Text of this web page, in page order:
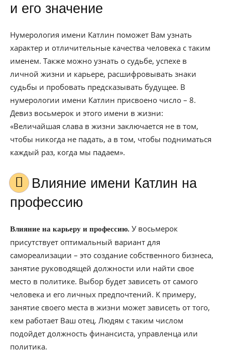
и его значение
Нумерология имени Катлин поможет Вам узнать
характер и отличительные качества человека с таким
именем. Также можно узнать о судьбе, успехе в
личной жизни и карьере, расшифровывать знаки
судьбы и пробовать предсказывать будущее. В
нумерологии имени Катлин присвоено число – 8.
Девиз восьмерок и этого имени в жизни:
«Величайшая слава в жизни заключается не в том,
чтобы никогда не падать, а в том, чтобы подниматься
каждый раз, когда мы падаем».
Влияние имени Катлин на
профессию
Влияние на карьеру и профессию. У восьмерок
присутствует оптимальный вариант для
самореализации – это создание собственного бизнеса,
занятие руководящей должности или найти свое
место в политике. Выбор будет зависеть от самого
человека и его личных предпочтений. К примеру,
занятие своего места в жизни может зависеть от того,
кем работает Ваш отец. Людям с таким числом
подойдет должность финансиста, управленца или
политика.